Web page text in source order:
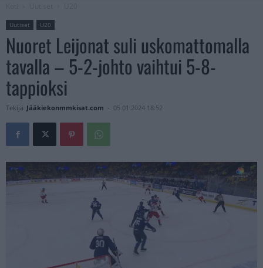
Uutiset U20
Nuoret Leijonat suli uskomattomalla
tavalla – 5-2-johto vaihtui 5-8-
tappioksi
Tekijä Jääkiekonmmkisat.com - 05.01.2024 18:52